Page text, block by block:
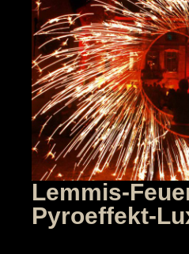
Lemmis-
Pyroeffekt-